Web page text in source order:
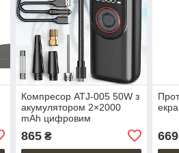
Компресор ATJ-005 50W з
акумулятором 2×2000
mAh цифровим
насадок
865₴ 669